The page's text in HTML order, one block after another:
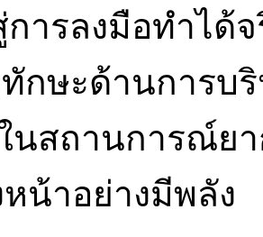
ารลงมือทำได้
กษะด้านการบริ
ในสถานการณ์ย
น้าอย่างมีพลัง